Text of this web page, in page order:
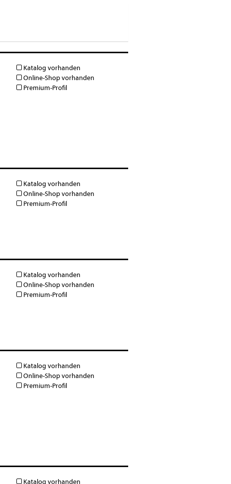
Katalog vorhanden
Online-Shop vorhanden
Premium-Profil
Katalog vorhanden
Online-Shop vorhanden
Premium-Profil
Katalog vorhanden
Online-Shop vorhanden
Premium-Profil
Katalog vorhanden
Online-Shop vorhanden
Premium-Profil
Katalog vorhanden